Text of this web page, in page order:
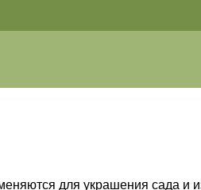
для украшения сада и